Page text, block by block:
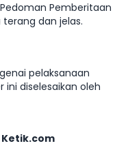
Pemberitaan
dan jelas.
pelaksanaan
ini diselesaikan oleh
Ketik.com